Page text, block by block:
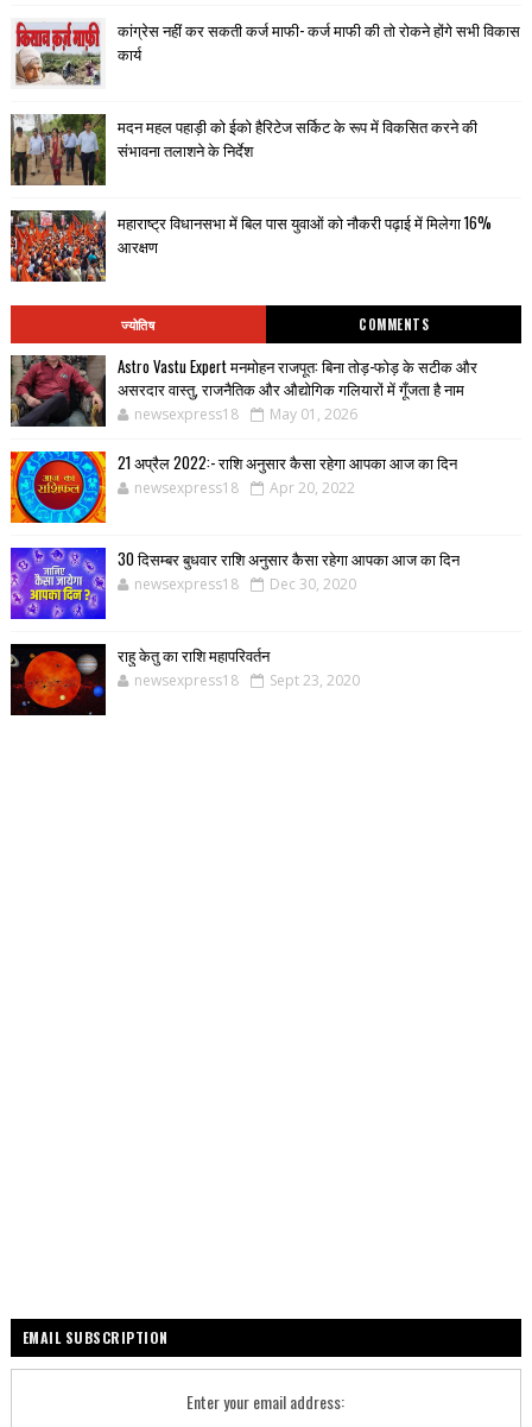
कांग्रेस नहीं कर सकती कर्ज माफी- कर्ज माफी की तो रोकने होंगे सभी विकास
कार्य
मदन महल पहाड़ी को ईको हैरिटेज सर्किट के रूप में विकसित करने की
संभावना तलाशने के निर्देश
महाराष्ट्र विधानसभा में बिल पास युवाओं को नौकरी पढ़ाई में मिलेगा 16%
आरक्षण
ज्योतिष COMMENTS
Astro Vastu Expert मनमोहन राजपूत: बिना तोड़-फोड़ के सटीक और
असरदार वास्तु, राजनैतिक और औद्योगिक गलियारों में गूँजता है नाम
newsexpress18 May 01, 2026
21 अप्रैल 2022:- राशि अनुसार कैसा रहेगा आपका आज का दिन
newsexpress18 Apr 20, 2022
30 दिसम्बर बुधवार राशि अनुसार कैसा रहेगा आपका आज का दिन
newsexpress18 Dec 30, 2020
राहु केतु का राशि महापरिवर्तन
newsexpress18 Sept 23, 2020
EMAIL SUBSCRIPTION
Enter your email address: